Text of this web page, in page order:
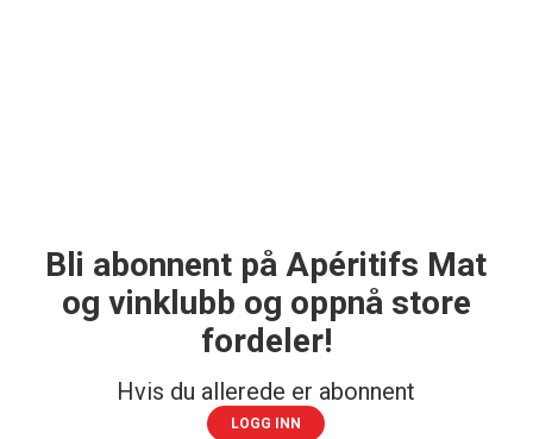
Bli abonnent på Apéritifs Mat
og vinklubb og oppnå store
fordeler!
Hvis du allerede er abonnent
LOGG INN